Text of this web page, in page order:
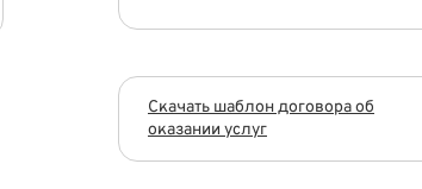
Скачать шаблон договора об
оказании услуг